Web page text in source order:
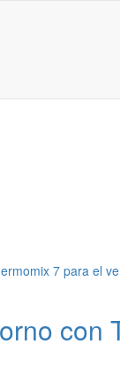
con